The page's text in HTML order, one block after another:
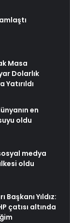
Masa
Dolarlık
en
oldu
medya
oldu
Başkanı Yıldız:
çatısı altında